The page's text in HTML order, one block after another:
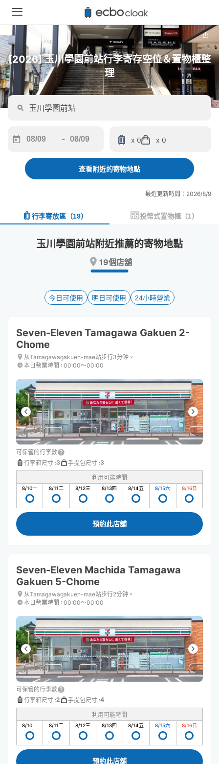
[2026] 玉川學園前站行李寄存空位＆置物櫃整
理
forward
interact
and
date.
keyboard
shortcuts
for
changing
-
backward
interact
and
a
date.
key
to
keyboard
for
changing
x 0 x 0
查看附近的寄物地點
最近更新時間：2026/8/9
行李寄放區 （19） 投幣式置物櫃 （1）
玉川學園前站附近推薦的寄物地點
19個店舖
今日可使用 明日可使用 24小時營業
Seven-Eleven Tamagawa Gakuen 2-
Chome
从Tamagawagakuen-mae站步行3分钟。
本日營業時間 : 00:00〜00:00
可保管的行李數
行李箱尺寸 :3 手提包尺寸 :3
利用可能時間
8/10一 8/11二 8/12三 8/13四 8/14五 8/15六 8/16日
預約此店舖
Seven-Eleven Machida Tamagawa
Gakuen 5-Chome
从Tamagawagakuen-mae站步行2分钟。
本日營業時間 : 00:00〜00:00
可保管的行李數
行李箱尺寸 :2 手提包尺寸 :4
利用可能時間
8/10一 8/11二 8/12三 8/13四 8/14五 8/15六 8/16日
預約此店舖